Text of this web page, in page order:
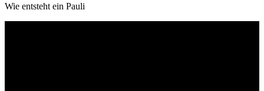
Wie entsteht ein Pauli